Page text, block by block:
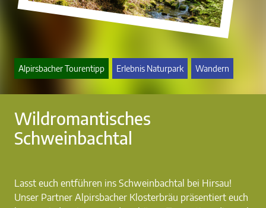
Wildromantisches
Schweinbachtal
Lasst euch entführen ins Schweinbachtal bei Hirsau!
Unser Partner Alpirsbacher Klosterbräu präsentiert euch
Alpirsbacher Tourentipp Erlebnis Naturpark Wandern